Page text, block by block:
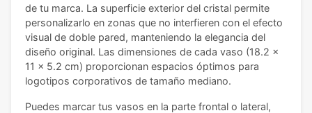
de tu marca. La superficie exterior del cristal permite
personalizarlo en zonas que no interfieren con el efecto
visual de doble pared, manteniendo la elegancia del
diseño original. Las dimensiones de cada vaso (18.2 x
11 x 5.2 cm) proporcionan espacios óptimos para
logotipos corporativos de tamaño mediano.
Puedes marcar tus vasos en la parte frontal o lateral,